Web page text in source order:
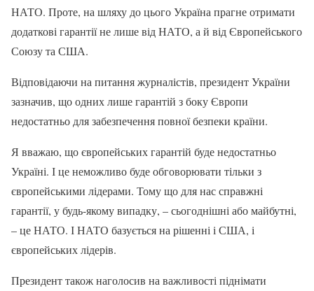
НАТО. Проте, на шляху до цього Україна прагне отримати
додаткові гарантії не лише від НАТО, а й від Європейського
Союзу та США.
Відповідаючи на питання журналістів, президент України
зазначив, що одних лише гарантій з боку Європи
недостатньо для забезпечення повної безпеки країни.
Я вважаю, що європейських гарантій буде недостатньо
Україні. І це неможливо буде обговорювати тільки з
європейськими лідерами. Тому що для нас справжні
гарантії, у будь-якому випадку, – сьогоднішні або майбутні,
– це НАТО. І НАТО базується на рішенні і США, і
європейських лідерів.
Президент також наголосив на важливості піднімати